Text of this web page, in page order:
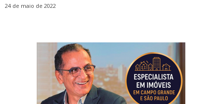
24 de maio de 2022